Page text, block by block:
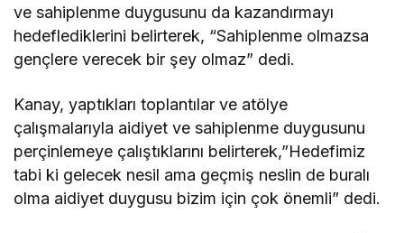
ve sahiplenme duygusunu da kazandırmayı
hedeflediklerini belirterek, “Sahiplenme olmazsa
gençlere verecek bir şey olmaz” dedi.
Kanay, yaptıkları toplantılar ve atölye
çalışmalarıyla aidiyet ve sahiplenme duygusunu
perçinlemeye çalıştıklarını belirterek,”Hedefimiz
tabi ki gelecek nesil ama geçmiş neslin de buralı
olma aidiyet duygusu bizim için çok önemli” dedi.